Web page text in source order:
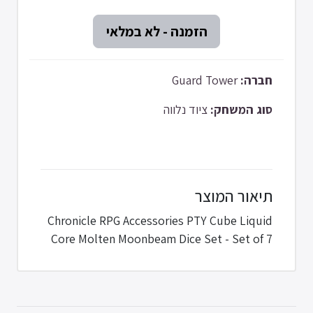
חברה:Guard Tower
סוג המשחק: ציוד נלווה
תיאור המוצר
Chronicle RPG Accessories PTY Cube Liquid
Core Molten Moonbeam Dice Set - Set of 7